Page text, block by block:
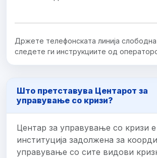
Држете телефонската линија
следете ги инструкциите од
Што претставува Центарот за
управување со кризи?
Центар за управување со кризи
институција задолжена за
управување со сите видови